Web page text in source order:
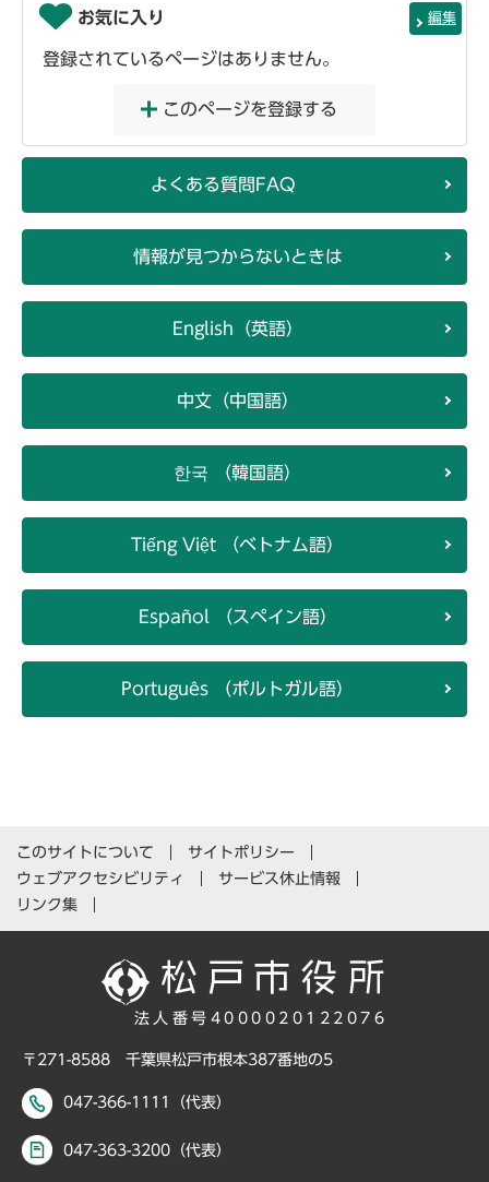
お気に入り 編集
登録されているページはありません。
このページを登録する
よくある質問FAQ
情報が見つからないときは
English（英語）
中文（中国語）
한국 （韓国語）
Tiếng Việt （ベトナム語）
Español （スペイン語）
Português （ポルトガル語）
このサイトについて
サイトポリシー
ウェブアクセシビリティ
サービス休止情報
リンク集
法人番号4000020122076
〒271-8588 千葉県松戸市根本387番地の5
047-366-1111（代表）
047-363-3200（代表）